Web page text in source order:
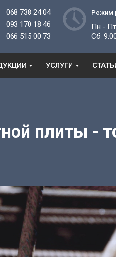
093 170 18 46
Режим
Пн -
Сб:
066 515 00 73
068 738 24 04
УСЛУГИ
плиты -